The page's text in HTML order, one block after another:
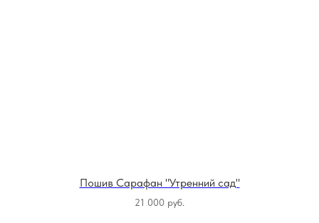
Пошив Сарафан "Утренний сад"
21 000 руб.